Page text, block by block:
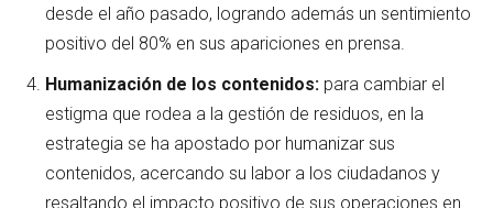
desde el año pasado, logrando además un sentimiento
positivo del 80% en sus apariciones en prensa.
Humanización de los contenidos: para cambiar el
estigma que rodea a la gestión de residuos, en la
estrategia se ha apostado por humanizar sus
contenidos, acercando su labor a los ciudadanos y
resaltando el impacto positivo de sus operaciones en